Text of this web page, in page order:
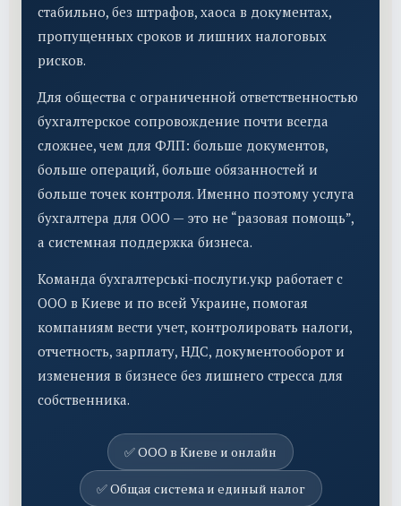
стабильно, без штрафов, хаоса в документах,
пропущенных сроков и лишних налоговых
рисков.
Для общества с ограниченной ответственностью
бухгалтерское сопровождение почти всегда
сложнее, чем для ФЛП: больше документов,
больше операций, больше обязанностей и
больше точек контроля. Именно поэтому услуга
бухгалтера для ООО — это не “разовая помощь”,
а системная поддержка бизнеса.
Команда бухгалтерські-послуги.укр работает с
ООО в Киеве и по всей Украине, помогая
компаниям вести учет, контролировать налоги,
отчетность, зарплату, НДС, документооборот и
изменения в бизнесе без лишнего стресса для
собственника.
✅ ООО в Киеве и онлайн
✅ Общая система и единый налог